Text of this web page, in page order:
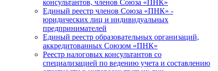
консультантов, членов Союза «ПНК»
Единый реестр членов Союза «ПНК» -
юридических лиц и индивидуальных
предпринимателей
Единый реестр образовательных организаций,
аккредитованных Союзом «ПНК»
Реестр налоговых консультантов со
специализацией по ведению учета и составлению